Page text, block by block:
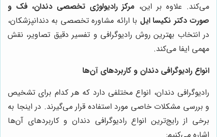
می‌کند. علاوه بر این، مرکز رادیولوژی تخصصی دندان، فک و
صورت دکتر نکیسا ایل با ارائه مشاوره تخصصی به دندانپزشکان،
در انتخاب بهترین روش رادیوگرافی و تفسیر دقیق تصاویر، نقش
مهمی ایفا می‌کند.
انواع رادیوگرافی دندان و کاربردهای آن‌ها
رادیوگرافی دندان، انواع مختلفی دارد که هر کدام برای تشخیص
و بررسی مشکلات خاصی مورد استفاده قرار می‌گیرند. در اینجا به
برخی از رایج‌ترین انواع رادیوگرافی دندان و کاربردهای آن‌ها